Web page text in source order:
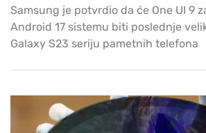
Samsung je potvrdio da će One UI 9
Android 17 sistemu biti poslednje
Galaxy S23 seriju pametnih telefona